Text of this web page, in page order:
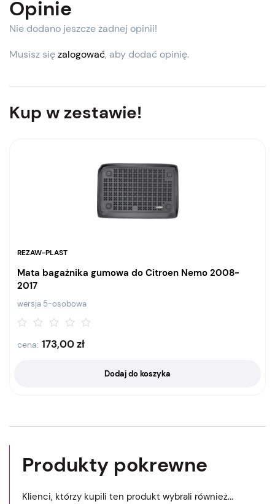
Opinie
Nie dodano jeszcze żadnej opinii!
Musisz sięzalogować, aby dodać opinię.
Kup w zestawie!
REZAW-PLAST
Mata bagażnika gumowa do Citroen Nemo 2008-
2017
wersja 5-osobowa
cena: 173,00zł
Dodaj do koszyka
Produkty pokrewne
Klienci, którzy kupili ten produkt wybrali również...